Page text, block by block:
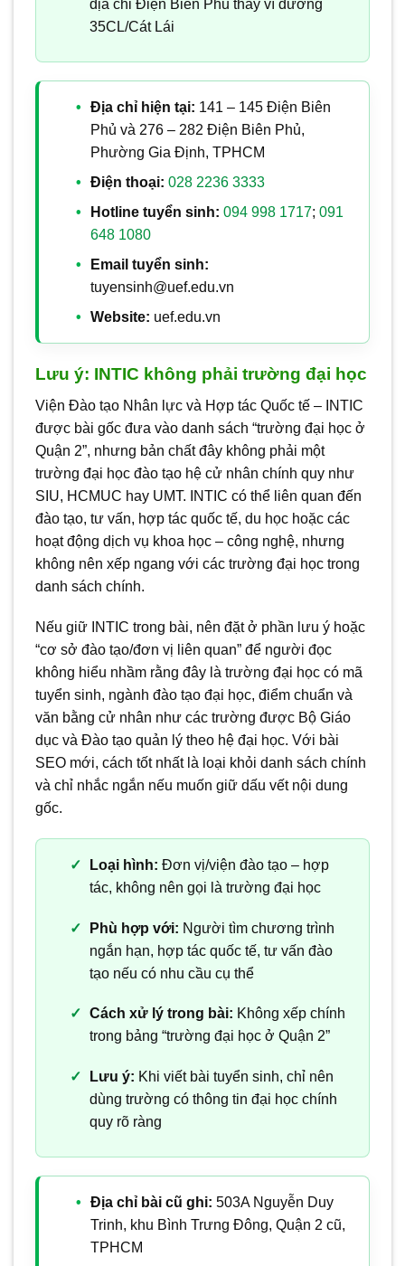
địa chỉ Điện Biên Phủ thay vì đường
35CL/Cát Lái
Địa chỉ hiện tại: 141 – 145 Điện Biên
Phủ và 276 – 282 Điện Biên Phủ,
Phường Gia Định, TPHCM
Điện thoại: 028 2236 3333
Hotline tuyển sinh: 094 998 1717; 091
648 1080
Email tuyển sinh:
tuyensinh@uef.edu.vn
Website: uef.edu.vn
Lưu ý: INTIC không phải trường đại học
Viện Đào tạo Nhân lực và Hợp tác Quốc tế – INTIC
được bài gốc đưa vào danh sách “trường đại học ở
Quận 2”, nhưng bản chất đây không phải một
trường đại học đào tạo hệ cử nhân chính quy như
SIU, HCMUC hay UMT. INTIC có thể liên quan đến
đào tạo, tư vấn, hợp tác quốc tế, du học hoặc các
hoạt động dịch vụ khoa học – công nghệ, nhưng
không nên xếp ngang với các trường đại học trong
danh sách chính.
Nếu giữ INTIC trong bài, nên đặt ở phần lưu ý hoặc
“cơ sở đào tạo/đơn vị liên quan” để người đọc
không hiểu nhầm rằng đây là trường đại học có mã
tuyển sinh, ngành đào tạo đại học, điểm chuẩn và
văn bằng cử nhân như các trường được Bộ Giáo
dục và Đào tạo quản lý theo hệ đại học. Với bài
SEO mới, cách tốt nhất là loại khỏi danh sách chính
và chỉ nhắc ngắn nếu muốn giữ dấu vết nội dung
gốc.
Loại hình: Đơn vị/viện đào tạo – hợp
tác, không nên gọi là trường đại học
Phù hợp với: Người tìm chương trình
ngắn hạn, hợp tác quốc tế, tư vấn đào
tạo nếu có nhu cầu cụ thể
Cách xử lý trong bài: Không xếp chính
trong bảng “trường đại học ở Quận 2”
Lưu ý: Khi viết bài tuyển sinh, chỉ nên
dùng trường có thông tin đại học chính
quy rõ ràng
Địa chỉ bài cũ ghi: 503A Nguyễn Duy
Trinh, khu Bình Trưng Đông, Quận 2 cũ,
TPHCM